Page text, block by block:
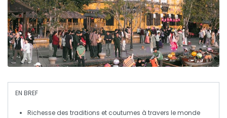
EN BREF
Richesse des traditions et coutumes à travers le monde